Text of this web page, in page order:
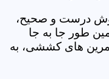
درست و صحیح،
طور جا به جا
های کششی، به